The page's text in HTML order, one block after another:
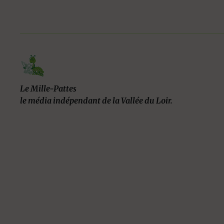
Le Mille-Pattes
le média indépendant de la Vallée du Loir.